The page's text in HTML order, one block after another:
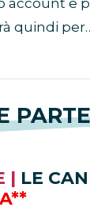
quindi
| LE